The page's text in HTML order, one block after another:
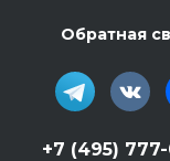
Обратная
+7 (495) 777-